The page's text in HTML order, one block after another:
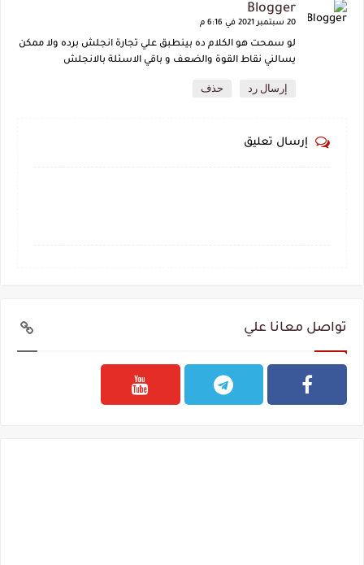
Blogger
20 سبتمبر 2021 في 6:16 م
لو سمحت هو الكلام ده بينطبق علي تجارة انجلش برده ولا ممكن
يسالني نقاط القوة والضعف و باقي الاسئلة بالانجلش
إرسال رد حذف
إرسال تعليق
تواصل معانا علي